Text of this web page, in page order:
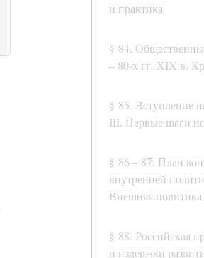
и практика
§ 84.
– 80-х гг. XIX в.
§ 85. Вступление
III. Первые шаги
§ 86 – 87. План
внутренней
Внешняя политика
§ 88. Российская
и издержки